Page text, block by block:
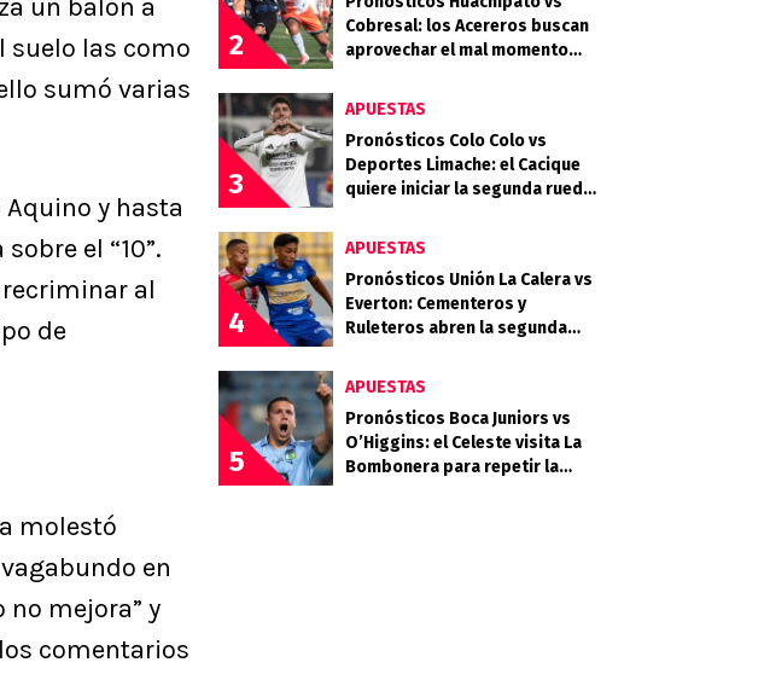
un balón a
suelo las como
sumó varias
y hasta
el “10”.
recriminar al
de
molestó
en
no mejora” y
comentarios
2
Cobresal: los Acereros buscan
aprovechar el mal momento
3
APUESTAS
Pronósticos Colo Colo vs
Deportes Limache: el Cacique
quiere iniciar la segunda rueda
4
APUESTAS
Pronósticos Unión La Calera vs
Everton: Cementeros y
Ruleteros abren la segunda
5
APUESTAS
Pronósticos Boca Juniors vs
O’Higgins: el Celeste visita La
Bombonera para repetir la